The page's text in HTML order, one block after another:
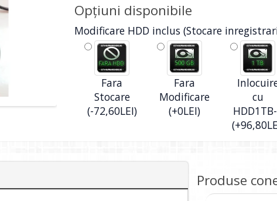
Opţiuni disponibile
Modificare HDD inclus (Stocare
Fara
Stocare
(-72,60LEI)
Fara
Modificare
(+0LEI)
cu
Produse